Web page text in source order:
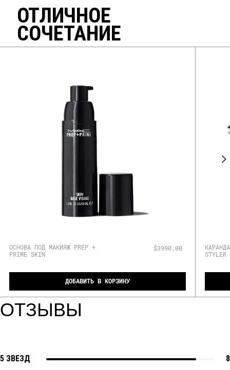
ОТЛИЧНОЕ
СОЧЕТАНИЕ
ОСНОВА ПОД МАКИЯЖ PREP +
PRIME SKIN
$3990.00
ДОБАВИТЬ В КОРЗИНУ
STYLER
ОТЗЫВЫ
5 ЗВЕЗД 8